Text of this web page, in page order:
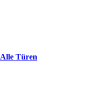
Alle Türen